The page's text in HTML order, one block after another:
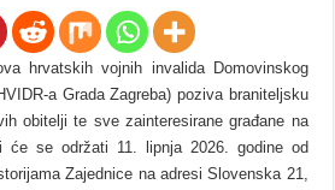
hrvatskih vojnih invalida Domovinskog
a Grada Zagreba) poziva braniteljsku
obitelji te sve zainteresirane građane na
će se održati 11. lipnja 2026. godine od
Zajednice na adresi Slovenska 21,